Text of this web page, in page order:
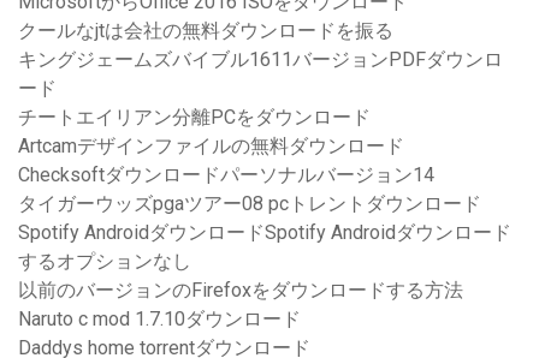
クールなjtは会社の無料ダウンロードを振る
キングジェームズバイブル1611バージョンPDFダウンロ
ード
チートエイリアン分離PCをダウンロード
Artcamデザインファイルの無料ダウンロード
Checksoftダウンロードパーソナルバージョン14
タイガーウッズpgaツアー08 pcトレントダウンロード
Spotify AndroidダウンロードSpotify Androidダウンロード
するオプションなし
以前のバージョンのFirefoxをダウンロードする方法
Naruto c mod 1.7.10ダウンロード
Daddys home torrentダウンロード